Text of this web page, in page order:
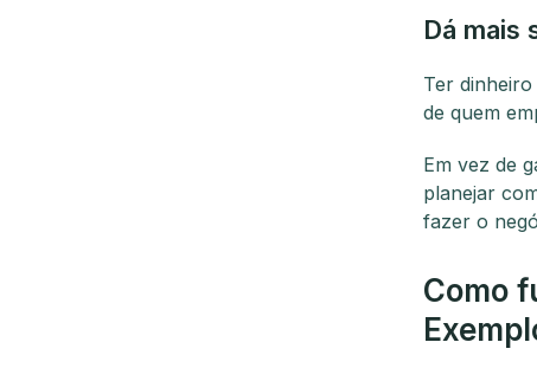
Dá mais
Ter
de quem
Em vez de
planejar
fazer o
Como